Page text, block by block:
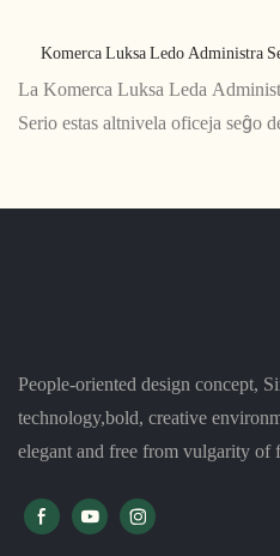
Komerca Luksa Ledo Administra
La Komerca Luksa Leda
Serio estas altnivela oficeja seĝo
People-oriented design concept,
technology,bold, creative
elegant and free from vulgarity of